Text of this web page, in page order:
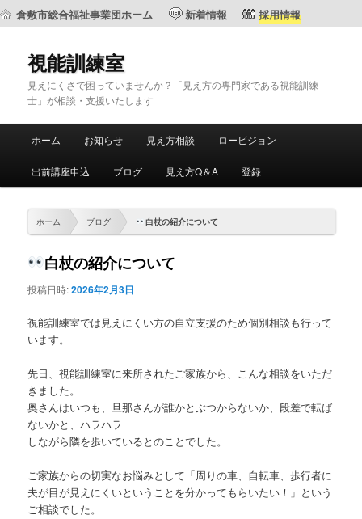
倉敷市総合福祉事業団ホーム 新着情報 採用情報
視能訓練室
見えにくさで困っていませんか？「見え方の専門家である視能訓練
士」が相談・支援いたします
メ
メ
イ
テ
ン
ツ
へ
動
サ
ブ
ン
ツ
へ
移
ホーム お知らせ 見え方相談 ロービジョン
出前講座申込 ブログ 見え方Q＆A 登録
ホーム ブログ 白杖の紹介について
白杖の紹介について
投稿日時:2026年2月3日
視能訓練室では見えにくい方の自立支援のため個別相談も行って
います。
先日、視能訓練室に来所されたご家族から、こんな相談をいただ
きました。
奥さんはいつも、旦那さんが誰かとぶつからないか、段差で転ば
ないかと、ハラハラ
しながら隣を歩いているとのことでした。
ご家族からの切実なお悩みとして「周りの車、自転車、歩行者に
夫が目が見えにくいということを分かってもらいたい！」という
ご相談でした。